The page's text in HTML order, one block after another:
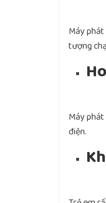
Máy
tượng
Máy
điện.